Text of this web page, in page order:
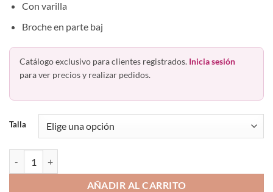
Con varilla
Broche en parte baj
Catálogo exclusivo para clientes registrados. Inicia sesión
para ver precios y realizar pedidos.
Talla
AÑADIR AL CARRITO